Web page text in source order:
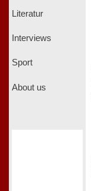
Literatur
Interviews
Sport
About us